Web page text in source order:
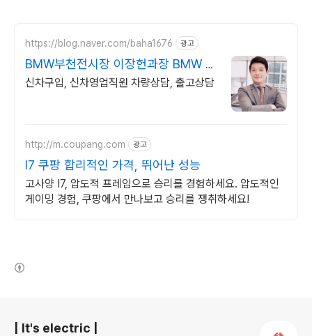
https://blog.naver.com/baha1676 광고
BMW부천전시장 이장헌과장 BMW 공
식딜러
신차구입, 신차영업직원 차량상담, 출고상담
http://m.coupang.com 광고
I7 쿠팡 합리적인 가격, 뛰어난 성능
고사양 I7, 압도적 프레임으로 승리를 경험하세요. 압도적인
게이밍 경험, 쿠팡에서 만나보고 승리를 쟁취하세요!
| It's electric |